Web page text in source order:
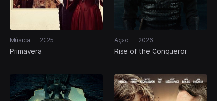
Música 2025
Primavera
Ação 2026
Rise of the Conqueror